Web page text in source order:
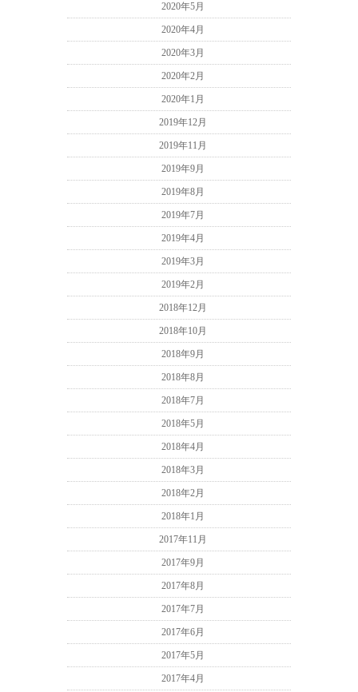
2020年5月
2020年4月
2020年3月
2020年2月
2020年1月
2019年12月
2019年11月
2019年9月
2019年8月
2019年7月
2019年4月
2019年3月
2019年2月
2018年12月
2018年10月
2018年9月
2018年8月
2018年7月
2018年5月
2018年4月
2018年3月
2018年2月
2018年1月
2017年11月
2017年9月
2017年8月
2017年7月
2017年6月
2017年5月
2017年4月